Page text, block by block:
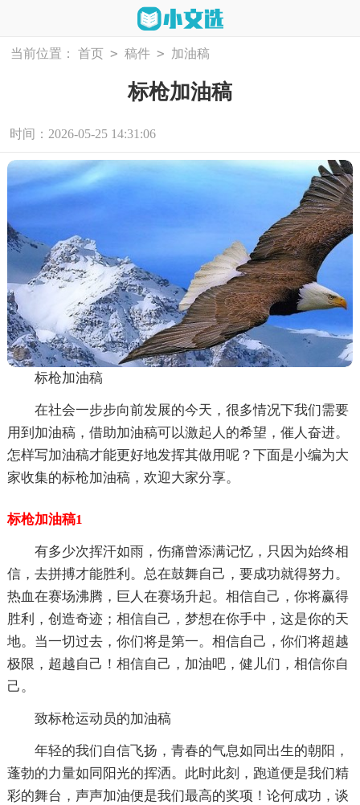
当前位置： 首页 > 稿件 > 加油稿
标枪加油稿
时间：2026-05-25 14:31:06
标枪加油稿
在社会一步步向前发展的今天，很多情况下我们需要
用到加油稿，借助加油稿可以激起人的希望，催人奋进。
怎样写加油稿才能更好地发挥其做用呢？下面是小编为大
家收集的标枪加油稿，欢迎大家分享。
标枪加油稿1
有多少次挥汗如雨，伤痛曾添满记忆，只因为始终相
信，去拼搏才能胜利。总在鼓舞自己，要成功就得努力。
热血在赛场沸腾，巨人在赛场升起。相信自己，你将赢得
胜利，创造奇迹；相信自己，梦想在你手中，这是你的天
地。当一切过去，你们将是第一。相信自己，你们将超越
极限，超越自己！相信自己，加油吧，健儿们，相信你自
己。
致标枪运动员的加油稿
年轻的我们自信飞扬，青春的气息如同出生的朝阳，
蓬勃的力量如同阳光的挥洒。此时此刻，跑道便是我们精
彩的舞台，声声加油便是我们最高的奖项！论何成功，谈